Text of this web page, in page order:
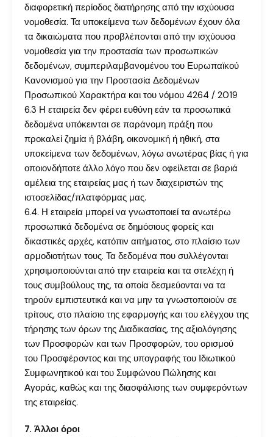
διαφορετική περίοδος διατήρησης από την ισχύουσα
νομοθεσία. Τα υποκείμενα των δεδομένων έχουν όλα
τα δικαιώματα που προβλέπονται από την ισχύουσα
νομοθεσία για την προστασία των προσωπικών
δεδομένων, συμπεριλαμβανομένου του Ευρωπαϊκού
Κανονισμού για την Προστασία Δεδομένων
Προσωπικού Χαρακτήρα και του νόμου 4264 / 2019
6.3 Η εταιρεία δεν φέρει ευθύνη εάν τα προσωπικά
δεδομένα υπόκεινται σε παράνομη πράξη που
προκαλεί ζημία ή βλάβη, οικονομική ή ηθική, στα
υποκείμενα των δεδομένων, λόγω ανωτέρας βίας ή για
οποιονδήποτε άλλο λόγο που δεν οφείλεται σε βαριά
αμέλεια της εταιρείας μας ή των διαχειριστών της
ιστοσελίδας/πλατφόρμας μας.
6.4. Η εταιρεία μπορεί να γνωστοποιεί τα ανωτέρω
προσωπικά δεδομένα σε δημόσιους φορείς και
δικαστικές αρχές, κατόπιν αιτήματος, στο πλαίσιο των
αρμοδιοτήτων τους. Τα δεδομένα που συλλέγονται
χρησιμοποιούνται από την εταιρεία και τα στελέχη ή
τους συμβούλους της, τα οποία δεσμεύονται να τα
τηρούν εμπιστευτικά και να μην τα γνωστοποιούν σε
τρίτους, στο πλαίσιο της εφαρμογής και του ελέγχου της
τήρησης των όρων της Διαδικασίας, της αξιολόγησης
των Προσφορών και των Προσφορών, του ορισμού
του Προσφέροντος και της υπογραφής του Ιδιωτικού
Συμφωνητικού και του Συμφώνου Πώλησης και
Αγοράς, καθώς και της διασφάλισης των συμφερόντων
της εταιρείας.
7. Άλλοι όροι